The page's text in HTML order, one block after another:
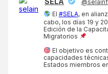
El #SELA, en
cabo, los días 19 y
Edición de la
Migratorios
El objetivo es
capacidades
Estados miembros